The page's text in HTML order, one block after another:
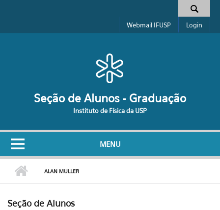
Formulário de busca
Webmail IFUSP Login
Seção de Alunos - Graduação
Instituto de Física da USP
MENU
ALAN MULLER
Seção de Alunos